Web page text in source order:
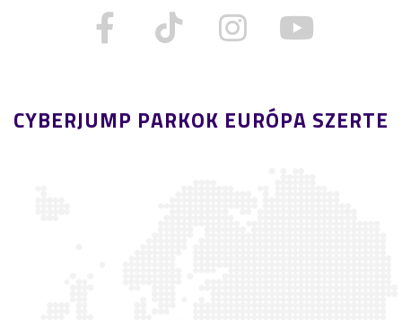
CYBERJUMP PARKOK EURÓPA SZERTE